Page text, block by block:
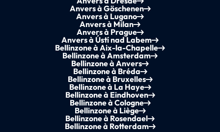
Anvers à Göschenen
Anvers à Lugano
Anvers à Milan
Anvers à Prague
Anvers à Ústí nad Labem
Bellinzone à Aix-la-Chapelle
Bellinzone à Amsterdam
Bellinzone à Anvers
Bellinzone à Bréda
Bellinzone à Bruxelles
Bellinzone à La Haye
Bellinzone à Eindhoven
Bellinzone à Cologne
Bellinzone à Liège
Bellinzone à Rosendael
Bellinzone à Rotterdam